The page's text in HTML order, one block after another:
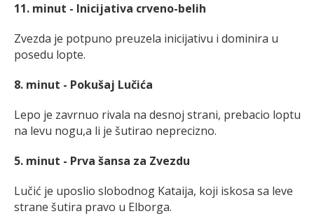
11. minut - Inicijativa crveno-belih
Zvezda je potpuno preuzela inicijativu i dominira u
posedu lopte.
8. minut - Pokušaj Lučića
Lepo je zavrnuo rivala na desnoj strani, prebacio loptu
na levu nogu,a li je šutirao neprecizno.
5. minut - Prva šansa za Zvezdu
Lučić je uposlio slobodnog Kataija, koji iskosa sa leve
strane šutira pravo u Elborga.